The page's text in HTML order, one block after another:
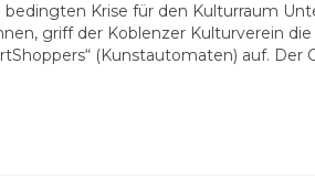
Krise für den Kulturraum
griff der Koblenzer Kulturverein
(Kunstautomaten) auf. Der